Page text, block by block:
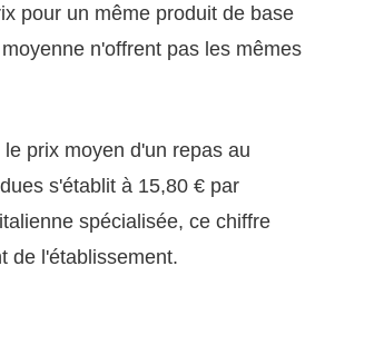
pour un même produit de base
n'offrent pas les mêmes
prix moyen d'un repas au
s'établit à 15,80 € par
spécialisée, ce chiffre
de l'établissement.